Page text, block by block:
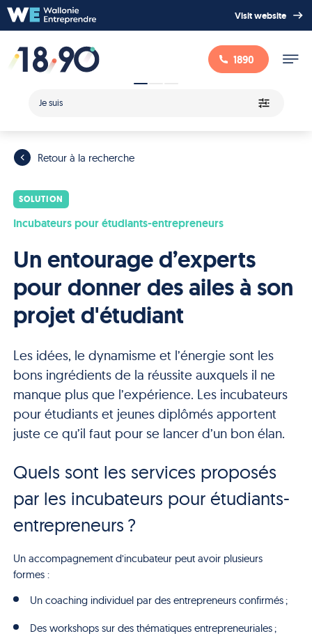
Visit website
1890
Je suis
Retour à la recherche
SOLUTION
Incubateurs pour étudiants-entrepreneurs
Un entourage d’experts
pour donner des ailes à son
projet d'étudiant
Les idées, le dynamisme et l’énergie sont les
bons ingrédients de la réussite auxquels il ne
manque plus que l’expérience. Les incubateurs
pour étudiants et jeunes diplômés apportent
juste ce qu’il faut pour se lancer d’un bon élan.
Quels sont les services proposés
par les incubateurs pour étudiants-
entrepreneurs ?
Un accompagnement d’incubateur peut avoir plusieurs
formes :
Un coaching individuel par des entrepreneurs confirmés ;
Des workshops sur des thématiques entrepreneuriales ;